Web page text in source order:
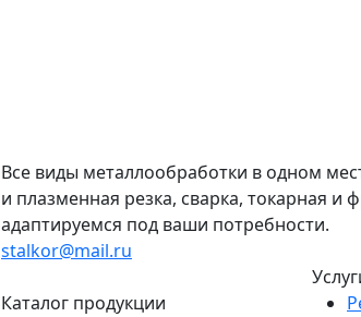
Все виды металлообработки в одном
и плазменная резка, сварка, токарная и
адаптируемся под ваши потребности.
stalkor@mail.ru
Каталог продукции